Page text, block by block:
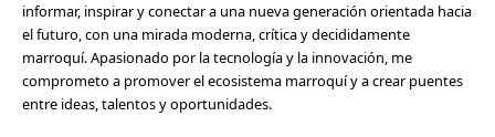
informar, inspirar y conectar a una nueva generación orientada hacia
el futuro, con una mirada moderna, crítica y decididamente
marroquí. Apasionado por la tecnología y la innovación, me
comprometo a promover el ecosistema marroquí y a crear puentes
entre ideas, talentos y oportunidades.